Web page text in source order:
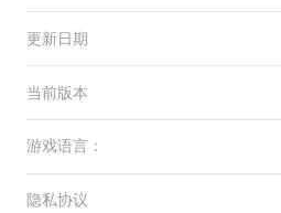
更新日期
当前版本
游戏语言：
隐私协议